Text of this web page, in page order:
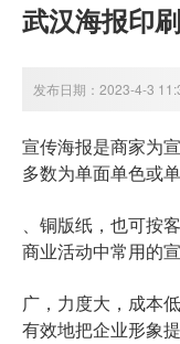
武汉海报印
发布日期：2023-4-3
宣传海报是商家为
多数为单面单色或
、铜版纸，也可按
商业活动中常用的
广，力度大，成本
有效地把企业形象